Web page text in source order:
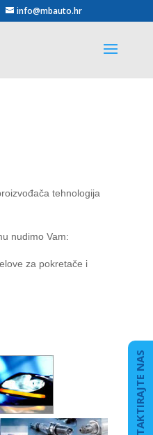
info@mbauto.hr
tehnologija
nudimo Vam:
za pokretače i
KONTAKTIRAJTE NAS